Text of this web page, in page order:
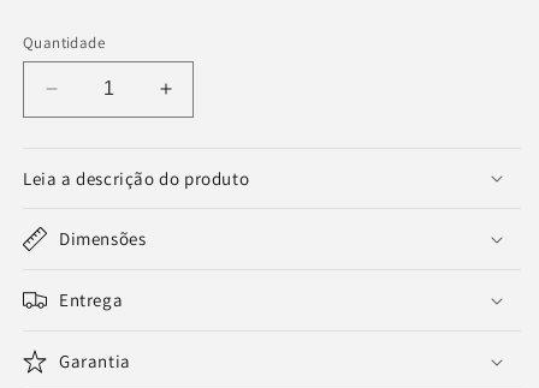
Quantidade
Diminuir
a
de
Pequiá
Aumentar
a
de
Leia a descrição do produto
Dimensões
Entrega
Garantia